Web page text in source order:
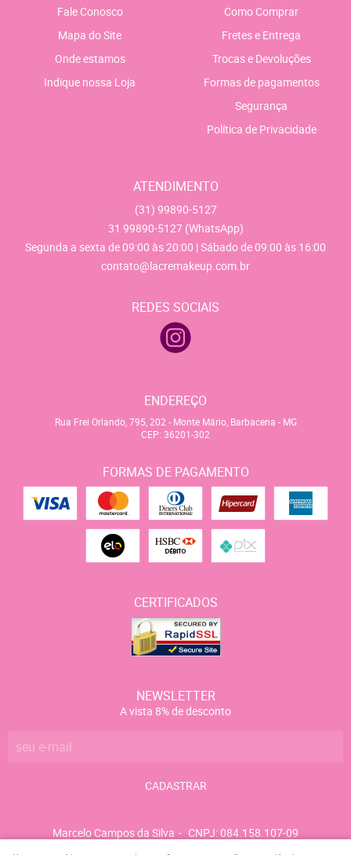
Fale Conosco
Mapa do Site
Onde estamos
Indique nossa Loja
Como Comprar
Fretes e Entrega
Trocas e Devoluções
Formas de pagamentos
Segurança
Política de Privacidade
ATENDIMENTO
(31) 99890-5127
31 99890-5127 (WhatsApp)
Segunda a sexta de 09:00 às 20:00 | Sábado de 09:00 às 16:00
contato@lacremakeup.com.br
REDES SOCIAIS
ENDEREÇO
Rua Frei Orlando, 795, 202 - Monte Mário, Barbacena - MG
CEP: 36201-302
FORMAS DE PAGAMENTO
CERTIFICADOS
NEWSLETTER
A vista 8% de desconto
CADASTRAR
Marcelo Campos da Silva CNPJ: 084.158.107-09